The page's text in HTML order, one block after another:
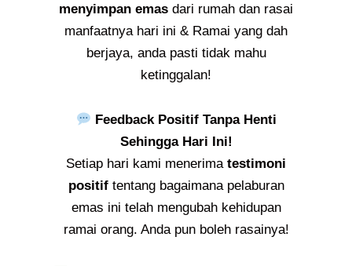
menyimpan emas dari rumah dan rasai
manfaatnya hari ini & Ramai yang dah
berjaya, anda pasti tidak mahu
ketinggalan!
Feedback Positif Tanpa Henti
Sehingga Hari Ini!
Setiap hari kami menerima testimoni
positiftentang bagaimana pelaburan
emas ini telah mengubah kehidupan
ramai orang. Anda pun boleh rasainya!